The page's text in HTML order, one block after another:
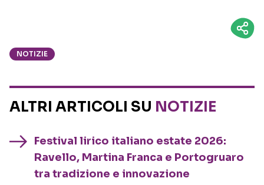
NOTIZIE
ALTRI ARTICOLI SU NOTIZIE
Festival lirico italiano estate 2026:
Ravello, Martina Franca e Portogruaro
tra tradizione e innovazione